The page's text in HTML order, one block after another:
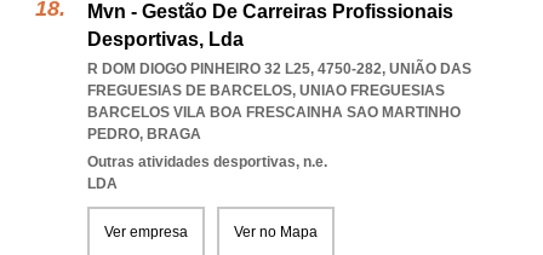
Mvn - Gestão De Carreiras Profissionais
Desportivas, Lda
R DOM DIOGO PINHEIRO 32 L25, 4750-282, UNIÃO DAS
FREGUESIAS DE BARCELOS, UNIAO FREGUESIAS
BARCELOS VILA BOA FRESCAINHA SAO MARTINHO
PEDRO, BRAGA
Outras atividades desportivas, n.e.
LDA
Ver empresa Ver no Mapa